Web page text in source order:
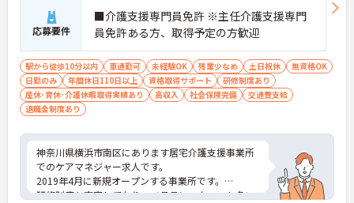
応募要件
■介護支援専門員免許 ※主任介護支援専門
員免許ある方、取得予定の方歓迎
駅から徒歩10分以内 車通勤可 未経験OK 残業少なめ 土日祝休
無資格OK
日勤のみ
年間休日110日以上 資格取得サポート
研修制度あり
産休･育休･介護休暇取得実績あり
高収入 社会保険完備
交通費支給
退職金制度あり
神奈川県横浜市南区にあります居宅介護支援事業所
でのケアマネジャー求人です。
2019年4月に新規オープンする事業所です。
研修制度も充実しており、ベテランスタッフも多い